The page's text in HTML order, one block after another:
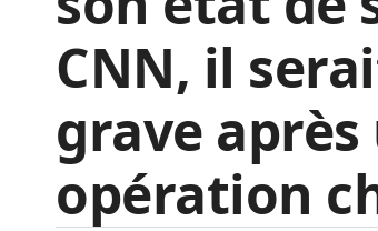
CNN, il
grave après
opération